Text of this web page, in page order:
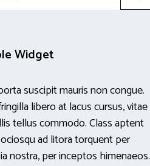
Widget
suscipit mauris non congue.
libero at lacus cursus, vitae
tellus commodo. Class aptent
ad litora torquent per
nostra, per inceptos himenaeos.